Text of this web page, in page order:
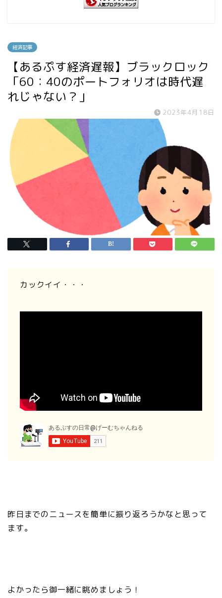
経済記事
【あるぷす経済遅報】ブラックロック
「60：40のポートフォリオは時代遅
れじゃない？」
2023年4月18日
カックイイ・・・
昨日までのニュースを簡単に振り返ろうかなと思って
ます。
よかったら御一緒に眺めましょう！